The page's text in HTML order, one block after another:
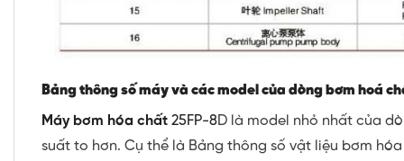
Bảng thông số máy và các model của dòng bơm hoá
Máy bơm hóa chất 25FP-8D là model nhỏ nhất của
suất to hơn. Cụ thể là Bảng thông số vật liệu bơm